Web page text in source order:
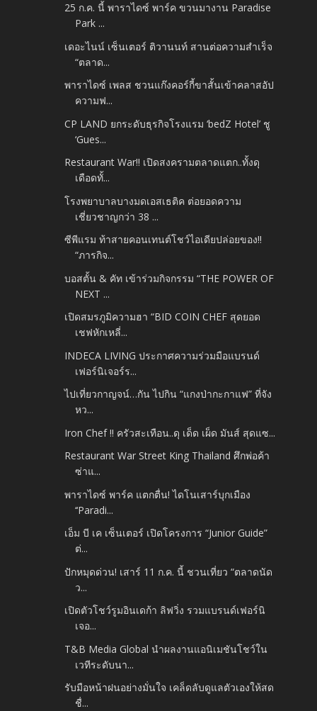
25 ก.ค. นี้ พาราไดซ์ พาร์ค ขวนมางาน Paradise
Park ...
เดอะไนน์ เซ็นเตอร์ ติวานนท์ สานต่อความสำเร็จ
“ตลาด...
พาราไดซ์ เพลส ชวนแก๊งคอร์กี้ขาสั้นเข้าคลาสอัป
ความฟ...
CP LAND ยกระดับธุรกิจโรงแรม ‘bedZ Hotel’ ชู
‘Gues...
Restaurant War!! เปิดสงครามตลาดแตก..ทั้งดุ
เดือดทั้...
โรงพยาบาลบางมดเอสเธติค ต่อยอดความ
เชี่ยวชาญกว่า 38 ...
ซีพีแรม ท้าสายคอนเทนต์โชว์ไอเดียปล่อยของ!!
“ภารกิจ...
บอสตั้น & คัท เข้าร่วมกิจกรรม “THE POWER OF
NEXT ...
เปิดสมรภูมิความฮา “BID COIN CHEF สุดยอด
เชฟหักเหลี่...
INDECA LIVING ประกาศความร่วมมือแบรนด์
เฟอร์นิเจอร์ร...
ไปเที่ยวกาญจน์…กัน ไปกิน “แกงป่ากะกาแฟ” ที่จัง
หว...
Iron Chef !! ครัวสะเทือน..ดุ เด็ด เผ็ด มันส์ สุดแซ...
Restaurant War Street King Thailand ศึกพ่อค้า
ซ่าแ...
พาราไดซ์ พาร์ค แตกตื่น! ไดโนเสาร์บุกเมือง
‘‘Paradi...
เอ็ม บี เค เซ็นเตอร์ เปิดโครงการ “Junior Guide”
ต่...
ปักหมุดด่วน! เสาร์ 11 ก.ค. นี้ ชวนเที่ยว “ตลาดนัด
ว...
เปิดตัวโชว์รูมอินเดก้า ลิฟวิ่ง รวมแบรนด์เฟอร์นิ
เจอ...
T&B Media Global นำผลงานแอนิเมชันโชว์ใน
เวทีระดับนา...
รับมือหน้าฝนอย่างมั่นใจ เคล็ดลับดูแลตัวเองให้สด
ชื่...